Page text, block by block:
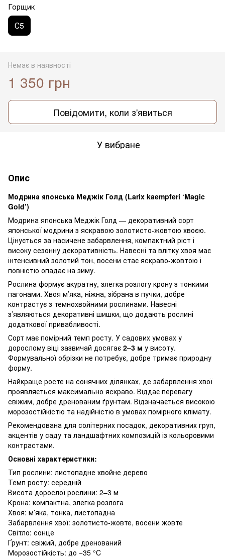
Горщик
С5
Немає в наявності
1 350 грн
Повідомити, коли з'явиться
У вибране
Опис
Модрина японська Меджік Голд (Larix kaempferi ‘Magic
Gold’)
Модрина японська Меджік Голд — декоративний сорт
японської модрини з яскравою золотисто-жовтою хвоєю.
Цінується за насичене забарвлення, компактний ріст і
високу сезонну декоративність. Навесні та влітку хвоя має
інтенсивний золотий тон, восени стає яскраво-жовтою і
повністю опадає на зиму.
Рослина формує акуратну, злегка розлогу крону з тонкими
пагонами. Хвоя м’яка, ніжна, зібрана в пучки, добре
контрастує з темнохвойними рослинами. Навесні
з’являються декоративні шишки, що додають рослині
додаткової привабливості.
Сорт має помірний темп росту. У садових умовах у
дорослому віці зазвичай досягає 2–3 м у висоту.
Формувальної обрізки не потребує, добре тримає природну
форму.
Найкраще росте на сонячних ділянках, де забарвлення хвої
проявляється максимально яскраво. Віддає перевагу
свіжим, добре дренованим ґрунтам. Відзначається високою
морозостійкістю та надійністю в умовах помірного клімату.
Рекомендована для солітерних посадок, декоративних груп,
акцентів у саду та ландшафтних композицій із кольоровими
контрастами.
Основні характеристики:
Тип рослини: листопадне хвойне дерево
Темп росту: середній
Висота дорослої рослини: 2–3 м
Крона: компактна, злегка розлога
Хвоя: м’яка, тонка, листопадна
Забарвлення хвої: золотисто-жовте, восени жовте
Світло: сонце
Ґрунт: свіжий, добре дренований
Морозостійкість: до −35 °C